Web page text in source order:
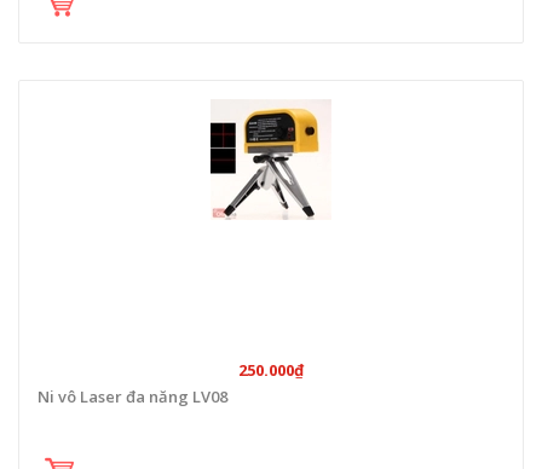
250.000₫
Ni vô Laser đa năng LV08